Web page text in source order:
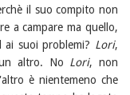
il suo compito non
a campare ma quello,
suoi problemi? Lori,
altro. No Lori, non
è nientemeno che